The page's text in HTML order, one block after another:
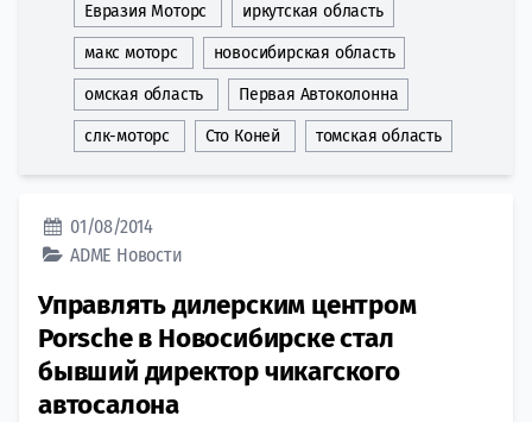
Евразия Моторс иркутская область
макс моторс новосибирская область
омская область Первая Автоколонна
слк-моторс Сто Коней томская область
01/08/2014
ADME Новости
Управлять дилерским центром
Porsche в Новосибирске стал
бывший директор чикагского
автосалона